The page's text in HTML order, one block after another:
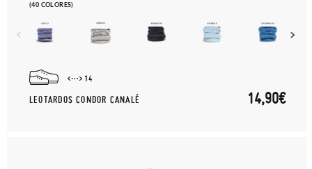
(40 COLORES)
14
LEOTARDOS CONDOR CANALÉ 14,90€